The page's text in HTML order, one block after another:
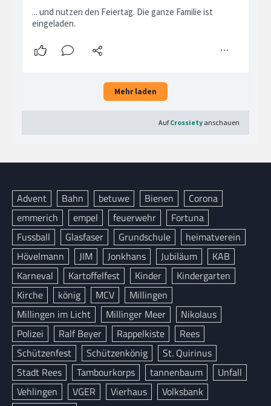
Advent Bahn betuwe Bienen
Corona
emmerich
empel feuerwehr
Fortuna
Fussball
Glasfaser Grundschule
heimatverein
Hövelmann
JIM Jonkhans Jubiläum
KAB
Karneval
Kartoffelfest Kinder
Kindergarten
Kirche
könig MCV
Millingen
Millingen im Licht
Millinger Meer
Nikolaus
Polizei
Ralf Beyer Rappelkiste
Rees
Schützenfest
Schützenkönig
St. Quirinus
Stadt Rees
Tambourkorps tannenbaum
Unfall
Vehlingen
VGER Vierhaus
Volksbank